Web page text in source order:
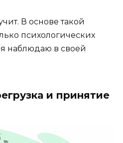
В основе такой
психологических
наблюдаю в своей
и принятие